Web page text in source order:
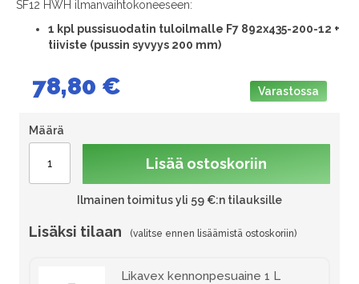
SF12 HWH ilmanvaihtokoneeseen:
1 kpl pussisuodatin tuloilmalle F7 892x435-200-12 +
tiiviste (pussin syvyys 200 mm)
78,80 € Varastossa
Määrä
Lisää ostoskoriin
Ilmainen toimitus yli 59 €:n tilauksille
Lisäksi tilaan
Likavex kennonpesuaine 1 L
gallery